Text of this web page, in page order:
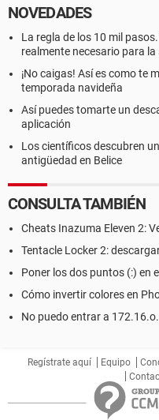
NOVEDADES
La regla de los 10 mil
realmente necesario para la
¡No caigas! Así es como te
temporada navideña
Así puedes tomarte un
aplicación
Los científicos descubren
antigüedad en Belice
CONSULTA TAMBIÉN
Cheats Inazuma Eleven 2:
Tentacle Locker 2:
Poner los dos puntos (:) en
Cómo invertir colores en
No puedo entrar a
Regístrate aquí Equipo